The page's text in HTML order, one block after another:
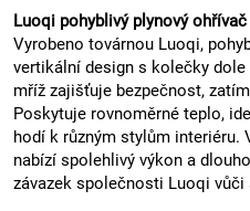
Luoqi pohyblivý plynový
Vyrobeno továrnou Luoqi,
vertikální design s kolečky
mříž zajišťuje bezpečnost,
Poskytuje rovnoměrné teplo,
hodí k různým stylům interiéru.
nabízí spolehlivý výkon a
závazek společnosti Luoqi